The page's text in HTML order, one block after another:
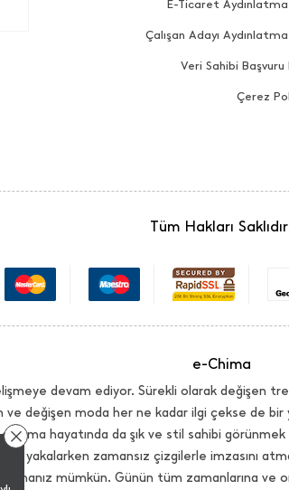
E-Ticaret
Çalışan Adayı
Veri Sahibi Başvuru
Çerez
Tüm Hakları
e-Chima
devam ediyor. Sürekli olarak değişen
değişen moda her ne kadar ilgi çekse de bir
hayatında da şık ve stil sahibi
yakalarken zamansız çizgilerle imzasını
mümkün. Günün tüm zamanlarına ve